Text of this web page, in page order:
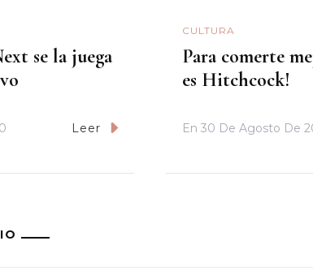
se la juega
Leer
CULTURA
Para comerte
es Hitchcock!
En 30 De Agosto De